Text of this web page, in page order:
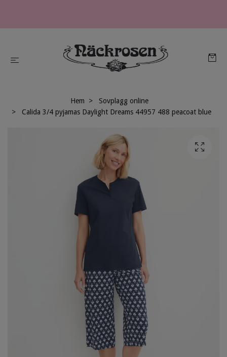
Hem
Sovplagg online
Calida 3/4 pyjamas Daylight Dreams 44957 488 peacoat blue